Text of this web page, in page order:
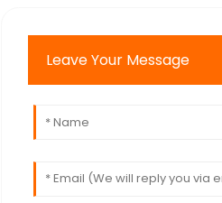
Leave Your Message